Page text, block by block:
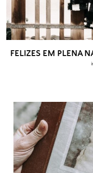
FELIZES EM PLENA